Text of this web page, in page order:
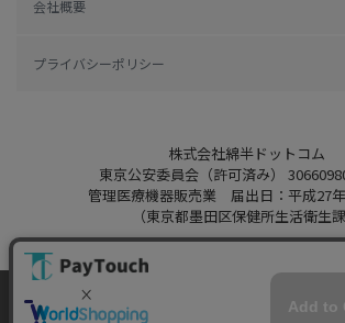
会社概要
プライバシーポリシー
株式会社綿半ドットコム
東京公安委員会（許可済み）
管理医療機器販売業 届出日：平成27
（東京都墨田区保健所生活衛生課
当ウェブサイトでは、お客様により良いサー